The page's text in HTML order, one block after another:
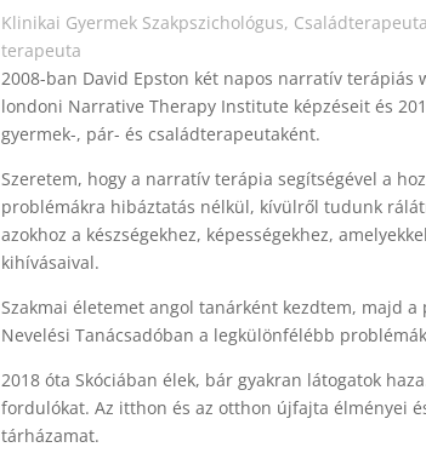
Klinikai Gyermek Szakpszichológus,
terapeuta
2008-ban David Epston két napos narratív
londoni Narrative Therapy Institute képzéseit és
gyermek-, pár- és családterapeutaként.
Szeretem, hogy a narratív terápia segítségével a
problémákra hibáztatás nélkül, kívülről tudunk
azokhoz a készségekhez, képességekhez,
kihívásaival.
Szakmai életemet angol tanárként kezdtem, majd
Nevelési Tanácsadóban a legkülönfélébb
2018 óta Skóciában élek, bár gyakran látogatok
fordulókat. Az itthon és az otthon újfajta élményei
tárházamat.